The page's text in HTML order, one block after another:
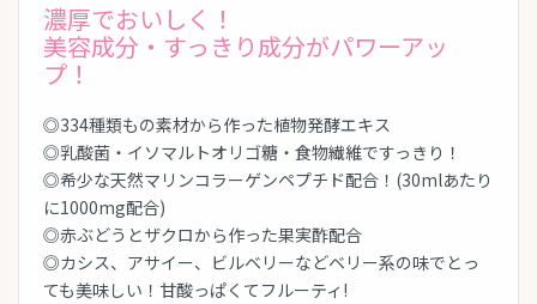
濃厚でおいしく！
美容成分・すっきり成分がパワーアッ
プ！
◎334種類もの素材から作った植物発酵エキス
◎乳酸菌・イソマルトオリゴ糖・食物繊維ですっきり！
◎希少な天然マリンコラーゲンペプチド配合！(30mlあたり
に1000mg配合)
◎赤ぶどうとザクロから作った果実酢配合
◎カシス、アサイー、ビルベリーなどベリー系の味でとっ
ても美味しい！甘酸っぱくてフルーティ!